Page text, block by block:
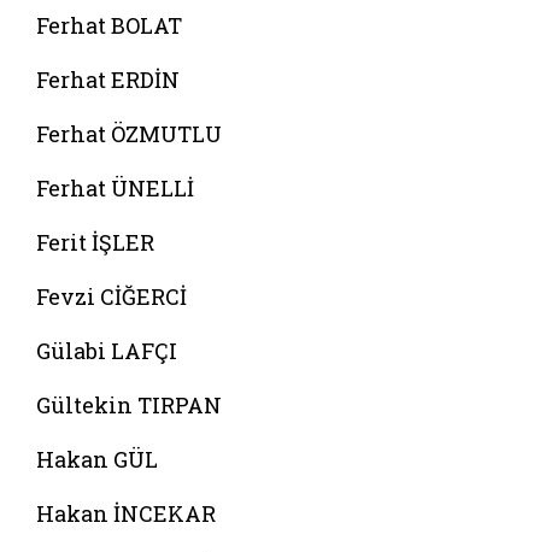
Ferhat BOLAT
Ferhat ERDİN
Ferhat ÖZMUTLU
Ferhat ÜNELLİ
Ferit İŞLER
Fevzi CİĞERCİ
Gülabi LAFÇI
Gültekin TIRPAN
Hakan GÜL
Hakan İNCEKAR